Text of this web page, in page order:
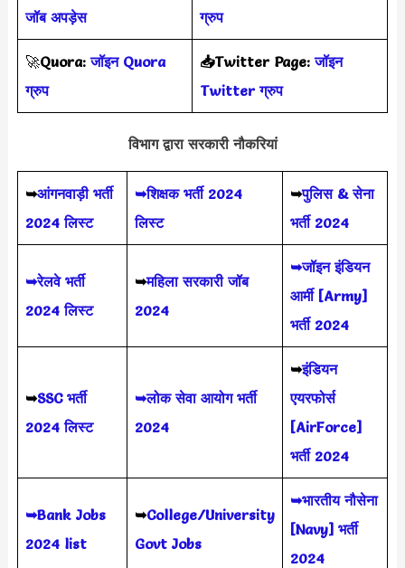
जॉब अपड़ेस
ग्रुप
🚀Quora:जॉइन Quora
ग्रुप
📥Twitter Page:जॉइन
Twitter ग्रुप
विभाग द्वारा सरकारी नौकरियां
➥आंगनवाड़ी भर्ती
2024 लिस्ट
➥शिक्षक भर्ती 2024
लिस्ट
➥पुलिस & सेना
भर्ती 2024
➥रेलवे भर्ती
2024 लिस्ट
➥महिला सरकारी जॉब
2024
➥जॉइन इंडियन
आर्मी [Army]
भर्ती 2024
➥SSC भर्ती
2024 लिस्ट
➥लोक सेवा आयोग भर्ती
2024
➥इंडियन
एयरफोर्स
[AirForce]
भर्ती 2024
➥Bank Jobs
2024 list
➥College/University
Govt Jobs
➥भारतीय नौसेना
[Navy] भर्ती
2024